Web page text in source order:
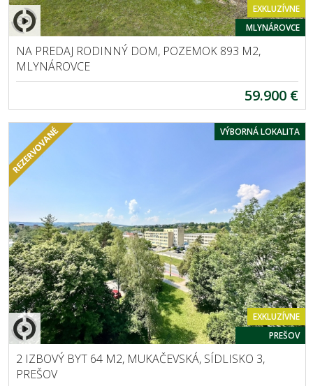
EXKLUZÍVNE
MLYNÁROVCE
NA PREDAJ RODINNÝ DOM, POZEMOK 893 M2,
MLYNÁROVCE
59.900 €
VÝBORNÁ LOKALITA
EXKLUZÍVNE
PREŠOV
2 IZBOVÝ BYT 64 M2, MUKAČEVSKÁ, SÍDLISKO 3,
PREŠOV